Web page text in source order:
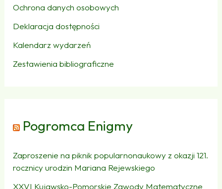
Ochrona danych osobowych
Deklaracja dostępności
Kalendarz wydarzeń
Zestawienia bibliograficzne
Pogromca Enigmy
Zaproszenie na piknik popularnonaukowy z okazji 121.
rocznicy urodzin Mariana Rejewskiego
XXVI Kujawsko-Pomorskie Zawody Matematyczne